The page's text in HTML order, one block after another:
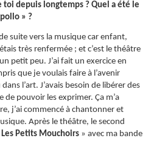
depuis longtemps ? Quel a été le
» ?
suite vers la musique car enfant,
très renfermée ; et c’est le théâtre
petit peu. J’ai fait un exercice en
que je voulais faire à l’avenir
l’art. J’avais besoin de libérer des
de pouvoir les exprimer. Ça m’a
j’ai commencé à chantonner et
Après le théâtre, le second
Les Petits Mouchoirs » avec ma bande